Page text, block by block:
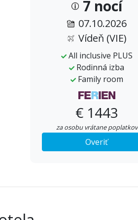
7 nocí
07.10.2026
Vídeň (VIE)
All inclusive PLUS
Rodinná izba
Family room
€ 1443
za osobu vrátane poplatkov
Overiť